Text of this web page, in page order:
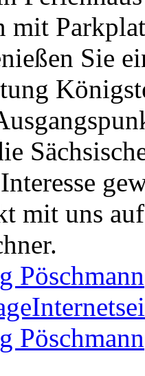
mit
Sie
mit uns
Pöschmann
Pöschmann